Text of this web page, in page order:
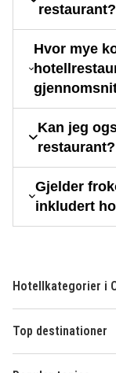
restaurant?
Hvor mye
Kan jeg
restaurant?
Gjelder
inkludert
Hotellkategorier i
Top destinationer